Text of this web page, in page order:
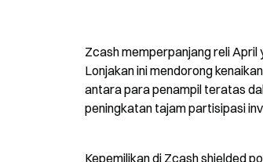
Zcash memperpanjang reli April
Lonjakan ini mendorong
antara para penampil teratas
peningkatan tajam partisipasi
Kepemilikan di Zcash shielded